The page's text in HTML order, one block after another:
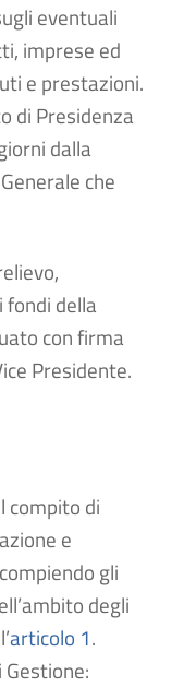
eventuali
imprese ed
e prestazioni.
di Presidenza
dalla
che
fondi della
con firma
Presidente.
compito di
e
gli
degli
articolo 1.